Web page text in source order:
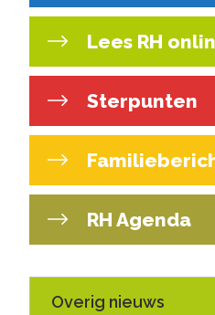
Lees RH
Sterpunten
RH Agenda
Overig nieuws